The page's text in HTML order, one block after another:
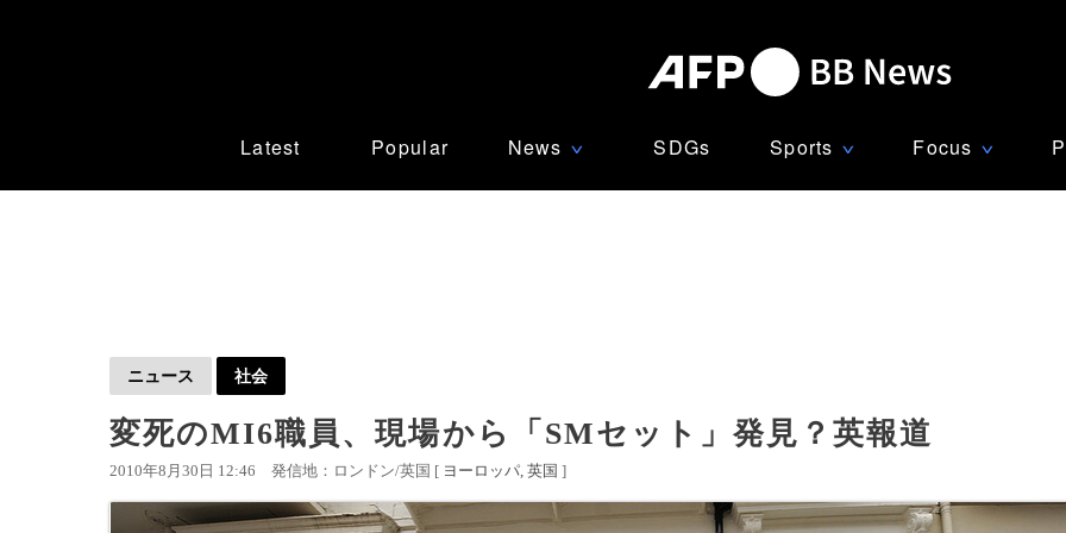
Latest Popular News ∨ SDGs Sports ∨ Focus ∨
ニュース 社会
変死のMI6職員、現場から「SMセット」発見？英報道
2010年8月30日 12:46 発信地：ロンドン/英国 [ ヨーロッパ 英国 ]